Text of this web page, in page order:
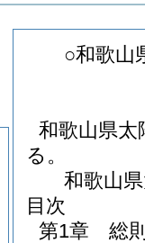
○和歌山
和歌山県
る。
和歌山
目次
第1章
総